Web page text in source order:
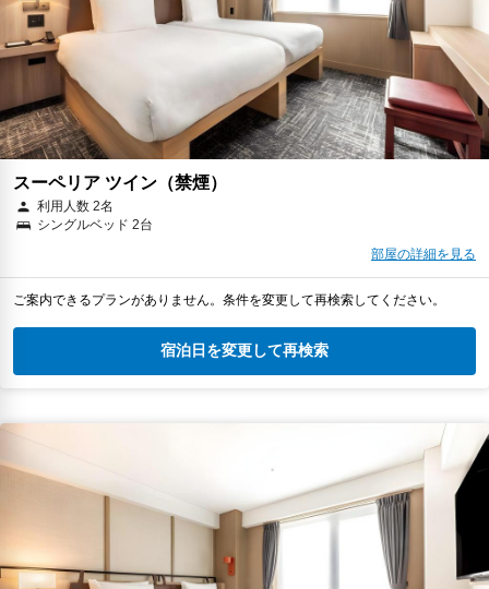
スーペリア ツイン（禁煙）
利用人数 2名
シングルベッド 2台
部屋の詳細を見る
ご案内できるプランがありません。条件を変更して再検索してください。
宿泊日を変更して再検索